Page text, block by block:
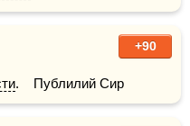
+90
.    Публилий Сир